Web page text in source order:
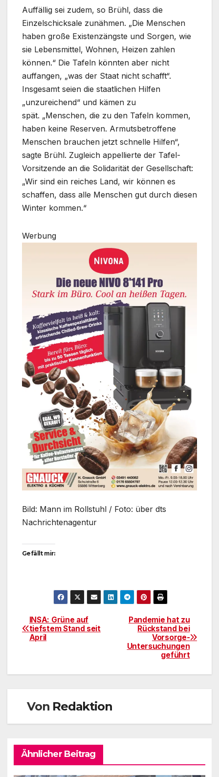
Auffällig sei zudem, so Brühl, dass die
Einzelschicksale zunähmen. „Die Menschen
haben große Existenzängste und Sorgen, wie
sie Lebensmittel, Wohnen, Heizen zahlen
können.“ Die Tafeln könnten aber nicht
auffangen, „was der Staat nicht schafft“.
Insgesamt seien die staatlichen Hilfen
„unzureichend“ und kämen zu
spät. „Menschen, die zu den Tafeln kommen,
haben keine Reserven. Armutsbetroffene
Menschen brauchen jetzt schnelle Hilfen“,
sagte Brühl. Zugleich appellierte der Tafel-
Vorsitzende an die Solidarität der Gesellschaft:
„Wir sind ein reiches Land, wir können es
schaffen, dass alle Menschen gut durch diesen
Winter kommen.“
Werbung
Bild: Mann im Rollstuhl / Foto: über dts
Nachrichtenagentur
Gefällt mir:
Beitragsnavigation
Pandemie hat zu
Rückstand bei
Vorsorge-
Untersuchungen
geführt
INSA: Grüne auf
tiefstem Stand seit
April
Von Redaktion
Ähnlicher Beitrag